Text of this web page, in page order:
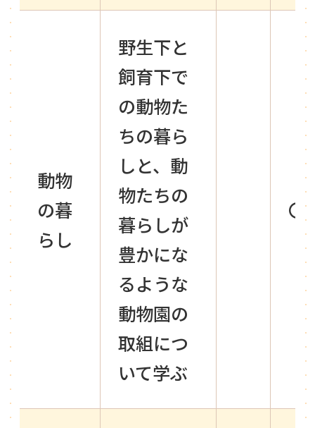
動物
の暮
らし
野生下と
飼育下で
の動物た
ちの暮ら
しと、動
物たちの
暮らしが
豊かにな
るような
動物園の
取組につ
いて学ぶ
〇